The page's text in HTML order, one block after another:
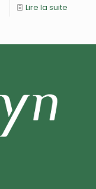
Lire la suite